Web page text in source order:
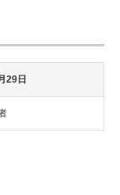
29日